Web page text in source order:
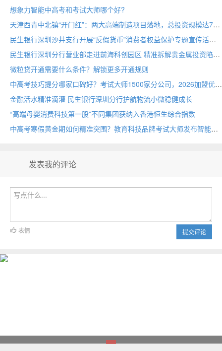
想象力智能中高考和考试大师哪个好?
天津西青中北镇“开门红”：两大高端制造项目落地，总投资规模达70亩
民生银行深圳沙井支行开展“反假货币”消费者权益保护专题宣传活动
民生银行深圳分行营业部走进前海科创园区 精准拆解贵金属投资陷阱
微粒贷开通需要什么条件？解锁更多开通规则
中高考技巧提分哪家口碑好？考试大师1500家分公司，2026加盟优选
金融活水精准滴灌 民生银行深圳分行护航物流小微稳健成长
“高端母婴消费科技第一股”不同集团获纳入香港恒生综合指数
中高考寒假黄金期如何精准突围？教育科技品牌考试大师发布智能备考方案
发表我的评论
提交评论
表情